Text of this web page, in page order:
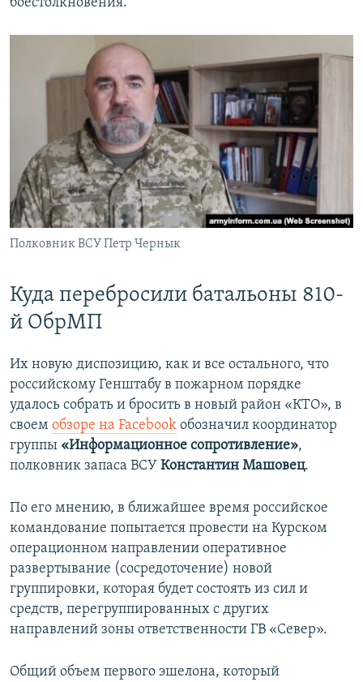
боестолкновения.
Полковник ВСУ Петр Чернык
Куда перебросили батальоны 810-
й ОбрМП
Их новую диспозицию, как и все остального, что
российскому Генштабу в пожарном порядке
удалось собрать и бросить в новый район «КТО», в
своем обзоре на Facebook обозначил координатор
группы «Информационное сопротивление»,
полковник запаса ВСУ Константин Машовец.
По его мнению, в ближайшее время российское
командование попытается провести на Курском
операционном направлении оперативное
развертывание (сосредоточение) новой
группировки, которая будет состоять из сил и
средств, перегруппированных с других
направлений зоны ответственности ГВ «Север».
Общий объем первого эшелона, который